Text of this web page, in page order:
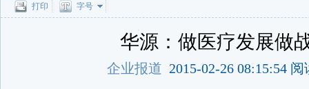
打印 字号
华源：做医疗发展做
企业报道 2015-02-26 08:15:54